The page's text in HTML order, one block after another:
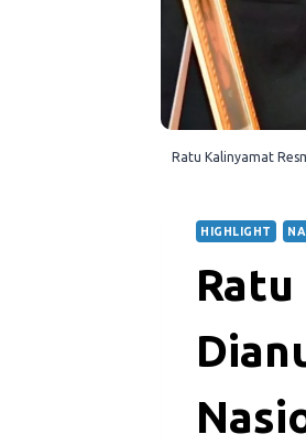
Ratu Kalinyamat
HIGHLIGHT